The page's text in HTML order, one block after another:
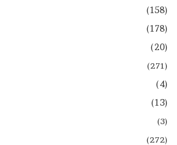
(158)
(178)
(20)
(271)
(4)
(13)
(3)
(272)